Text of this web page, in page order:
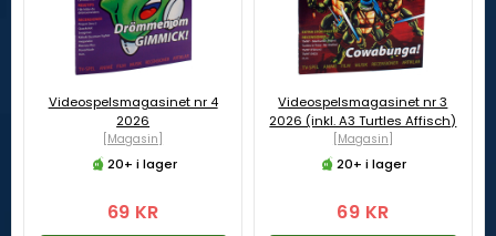
Videospelsmagasinet nr 4
2026
[Magasin]
20+ i lager
69 KR
Videospelsmagasinet nr 3
2026 (inkl. A3 Turtles Affisch)
[Magasin]
20+ i lager
69 KR